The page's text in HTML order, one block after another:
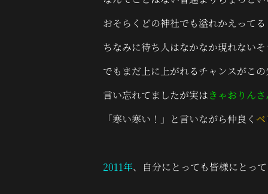
おそらくどの神社でも溢れかえってる
ちなみに待ち人はなかなか現れない
でもまだ上に上がれるチャンスがこ
言い忘れてましたが実はきゃおりんさ
「寒い寒い！」と言いながら仲良く
2011年、自分にとっても皆様にとって